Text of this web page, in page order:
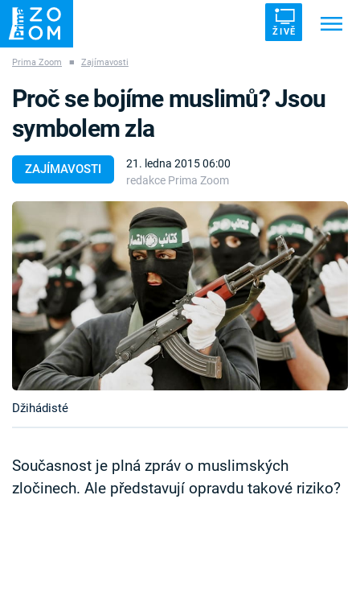
ŽIVĚ
ZÁHADY VETŘELCI DÁVNOVĚKU
Témata
Pořady
TV Program
Časopis
Sledujte prima+
Přihlášení
Prima Zoom ■ Zajímavosti
ZAJÍMAVOSTI
21. ledna 2015 06:00
redakce Prima Zoom
Proč se bojíme muslimů? Jsou
symbolem zla
Džihádisté
Současnost je plná zpráv o muslimských
zločinech. Ale představují opravdu takové riziko?